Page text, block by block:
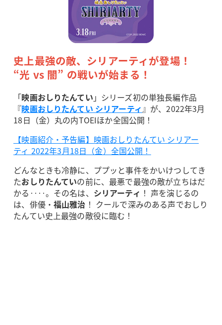
史上最強の敵、シリアーティが登場！
“光 vs 闇” の戦いが始まる！
「映画おしりたんてい 」シリーズ初の単独長編作品
『映画おしりたんてい シリアーティ 』が、2022年3月
18日（金）丸の内TOEIほか全国公開！
【映画紹介・予告編】映画おしりたんてい シリアー
ティ 2022年3月18日（金）全国公開！
どんなときも冷静に、ププッと事件をかいけつしてき
たおしりたんていの前に、最悪で最強の敵が立ちはだ
かる‥‥。その名は、 シリアーティ ！ 声を演じるの
は、俳優・ 福山雅治 ！ クールで深みのある声でおしり
たんてい史上最強の敵役に臨む！